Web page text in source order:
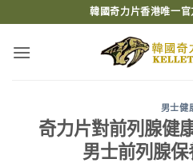
content
韓國奇力片香港唯一
男士健
奇力片對前列腺健
男士前列腺